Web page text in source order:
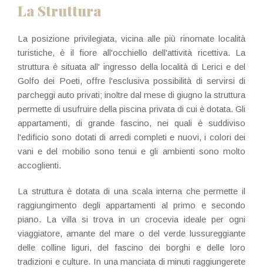
La Struttura
La posizione privilegiata, vicina alle più rinomate località
turistiche, è il fiore all'occhiello dell'attività ricettiva. La
struttura è situata all' ingresso della località di Lerici e del
Golfo dei Poeti, offre l'esclusiva possibilità di servirsi di
parcheggi auto privati; inoltre dal mese di giugno la struttura
permette di usufruire della piscina privata di cui è dotata. Gli
appartamenti, di grande fascino, nei quali è suddiviso
l'edificio sono dotati di arredi completi e nuovi, i colori dei
vani e del mobilio sono tenui e gli ambienti sono molto
accoglienti.
La struttura è dotata di una scala interna che permette il
raggiungimento degli appartamenti al primo e secondo
piano. La villa si trova in un crocevia ideale per ogni
viaggiatore, amante del mare o del verde lussureggiante
delle colline liguri, del fascino dei borghi e delle loro
tradizioni e culture. In una manciata di minuti raggiungerete